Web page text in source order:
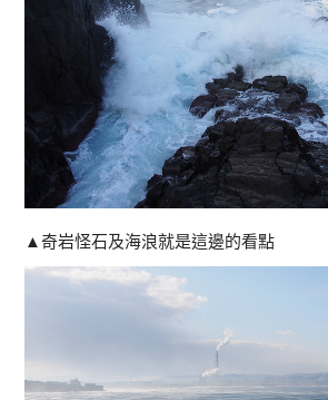
▲奇岩怪石及海浪就是這邊的看點